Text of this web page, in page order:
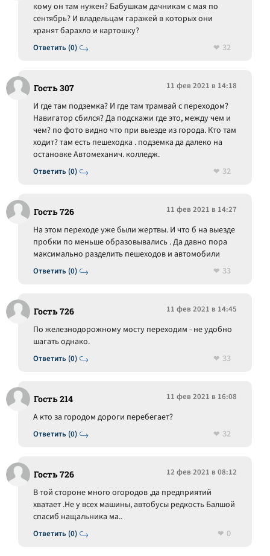
Ответить (0)
кому он там нужен? Бабушкам дачникам с мая по
сентябрь? И владельцам гаражей в которых они
хранят барахло и картошку?
32
Гость 307 11 фев 2021 в 14:18
Ответить (0)
И где там подземка? И где там трамвай с переходом?
Навигатор сбился? Да подскажи где это, между чем и
чем? по фото видно что при выезде из города. Кто там
ходит? там есть пешеходка . подземка да далеко на
остановке Автомеханич. колледж.
32
Гость 726 11 фев 2021 в 14:27
Ответить (0)
На этом переходе уже были жертвы. И что б на выезде
пробки по меньше образовывались . Да давно пора
максимально разделить пешеходов и автомобили
33
Гость 726 11 фев 2021 в 14:45
Ответить (0)
По железнодорожному мосту переходим - не удобно
шагать однако.
33
Гость 214 11 фев 2021 в 16:08
Ответить (0)
А кто за городом дороги перебегает?
32
Гость 726 12 фев 2021 в 08:12
Ответить (0)
В той стороне много огородов ,да предприятий
хватает .Не у всех машины, автобусы редкость Балшой
спасиб нащальника ма..
0